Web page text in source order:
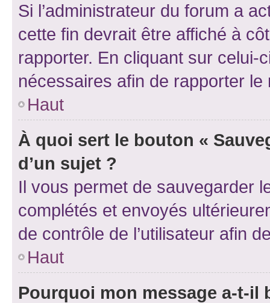
Si l’administrateur du forum a
cette fin devrait être affiché à
rapporter. En cliquant sur
nécessaires afin de rapporter le
Haut
À quoi sert le bouton «
d’un sujet ?
Il vous permet de sauvegarder
complétés et envoyés
de contrôle de l’utilisateur afin
Haut
Pourquoi mon message a-t-il